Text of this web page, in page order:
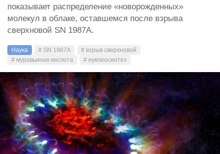
показывает распределение «новорожденных»
молекул в облаке, оставшемся после взрыва
сверхновой SN 1987A.
Наука # SN 1987A
# взрыв сверхновой
# муравьиная кислота
# нуклеосинтез